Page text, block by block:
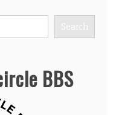
Search
BBS